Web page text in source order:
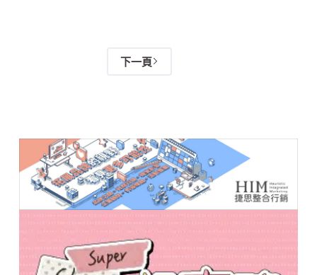
下一頁